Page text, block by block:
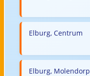
Elburg, Centrum
Elburg, Molendorp